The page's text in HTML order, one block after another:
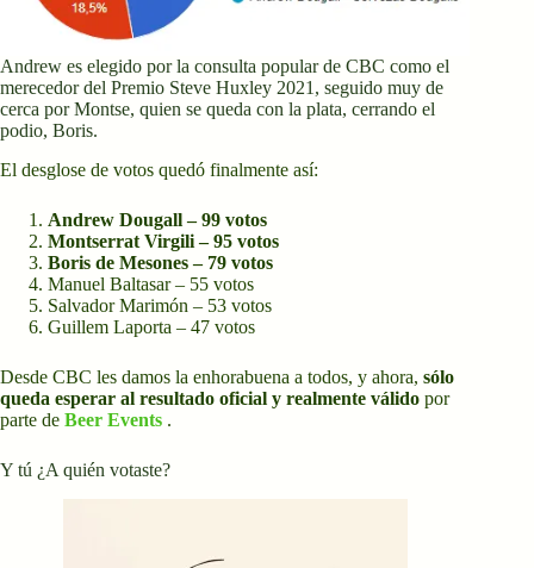
Andrew es elegido por la consulta popular de CBC como el
merecedor del Premio Steve Huxley 2021, seguido muy de
cerca por Montse, quien se queda con la plata, cerrando el
podio, Boris.
El desglose de votos quedó finalmente así:
Andrew Dougall – 99 votos
Montserrat Virgili – 95 votos
Boris de Mesones – 79 votos
Manuel Baltasar – 55 votos
Salvador Marimón – 53 votos
Guillem Laporta – 47 votos
Desde CBC les damos la enhorabuena a todos, y ahora, sólo
queda esperar al resultado oficial y realmente válido por
parte de Beer Events .
Y tú ¿A quién votaste?